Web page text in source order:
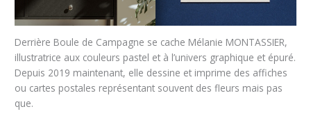
Derrière Boule de Campagne se cache Mélanie MONTASSIER,
illustratrice aux couleurs pastel et à l’univers graphique et épuré.
Depuis 2019 maintenant, elle dessine et imprime des affiches
ou cartes postales représentant souvent des fleurs mais pas
que.